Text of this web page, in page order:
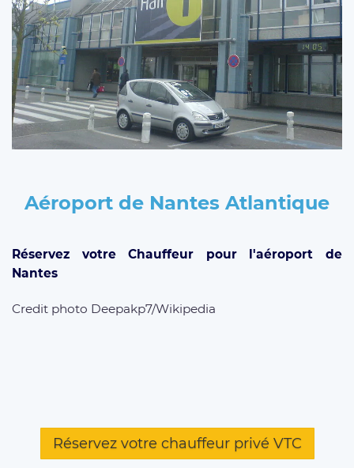
Aéroport de Nantes Atlantique
Réservez votre Chauffeur pour l'aéroport de
Nantes
Credit photo Deepakp7/Wikipedia
Réservez votre chauffeur privé VTC